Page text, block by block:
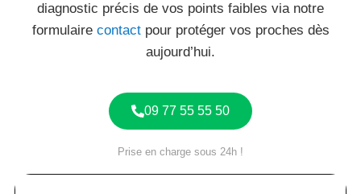
diagnostic précis de vos points faibles via notre
formulaire contactpour protéger vos proches dès
aujourd’hui.
09 77 55 55 50
Prise en charge sous 24h !